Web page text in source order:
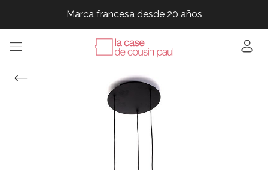
Marca francesa desde 20 años
Marca francesa desde 20 años
Marca francesa desde 20 años